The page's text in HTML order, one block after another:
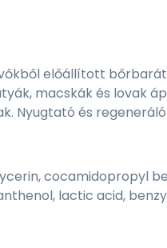
előállított
macskák és lovak
Nyugtató és
cocamidopropyl
lactic acid,